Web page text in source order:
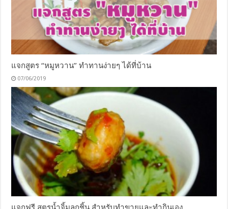
แจกสูตร “หมูหวาน” ทำทานง่ายๆ ได้ที่บ้าน
07/06/2019